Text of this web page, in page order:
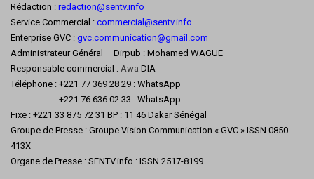
Rédaction : redaction@sentv.info
Service Commercial : commercial@sentv.info
Enterprise GVC : gvc.communication@gmail.com
Administrateur Général – Dirpub : Mohamed WAGUE
Responsable commercial : Awa DIA
Téléphone : +221 77 369 28 29 : WhatsApp
+221 76 636 02 33 : WhatsApp
Fixe : +221 33 875 72 31 BP : 11 46 Dakar Sénégal
Groupe de Presse : Groupe Vision Communication « GVC » ISSN 0850-
413X
Organe de Presse : SENTV.info : ISSN 2517-8199